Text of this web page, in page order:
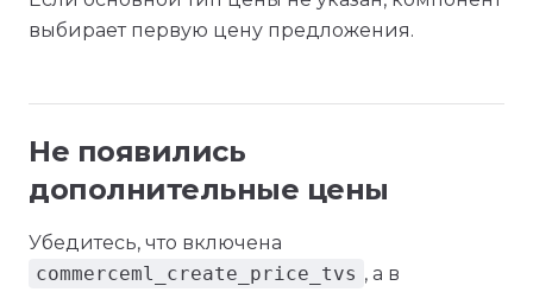
выбирает первую цену предложения.
Не появились
дополнительные цены
Убедитесь, что включена
commerceml_create_price_tvs , а в